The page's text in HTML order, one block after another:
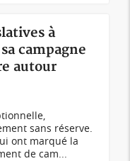
à
campagne
autour
sans réserve.
ont marqué la
de cam...